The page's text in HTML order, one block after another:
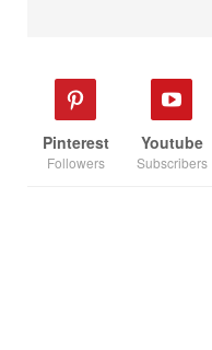
Youtube
Subscribers
Pinterest
Followers